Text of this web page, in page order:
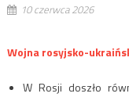
10 czerwca 2026
Wojna rosyjsko-
W Rosji doszło